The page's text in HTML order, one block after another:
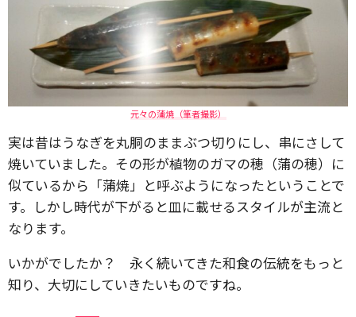
元々の蒲焼（筆者撮影）
実は昔はうなぎを丸胴のままぶつ切りにし、串にさして
焼いていました。その形が植物のガマの穂（蒲の穂）に
似ているから「蒲焼」と呼ぶようになったということで
す。しかし時代が下がると皿に載せるスタイルが主流と
なります。
いかがでしたか？ 永く続いてきた和食の伝統をもっと
知り、大切にしていきたいものですね。